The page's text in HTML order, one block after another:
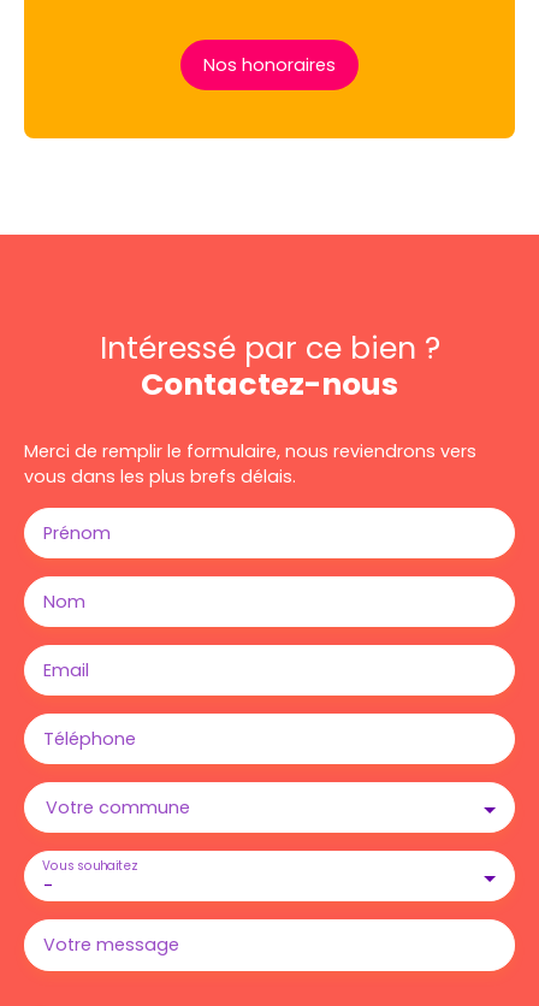
Nos honoraires
Intéressé par ce bien ?
Contactez-nous
Merci de remplir le formulaire, nous reviendrons vers
vous dans les plus brefs délais.
Prénom
Nom
Email
Téléphone
Votre commune
-
Vous souhaitez
Votre message